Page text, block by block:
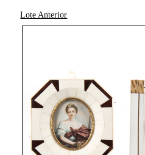
Lote Anterior